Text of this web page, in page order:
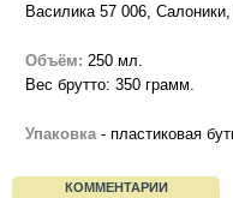
Василика 57 006, Салоники,
Объём: 250 мл.
Вес брутто: 350 грамм.
Упаковка- пластиковая
КОММЕНТАРИИ